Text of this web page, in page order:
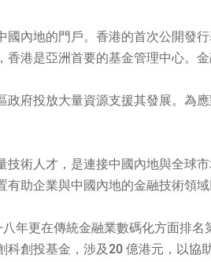
內地的門戶。香港的首次公開發
港是亞洲首要的基金管理中心。
府投放大量資源支援其發展。為
術人才，是連接中國內地與全球
助企業與中國內地的金融技術領
年更在傳統金融業數碼化方面排
創投基金，涉及20 億港元，以協